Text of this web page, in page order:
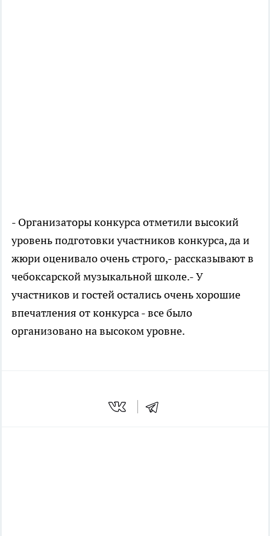
- Организаторы конкурса отметили высокий
уровень подготовки участников конкурса, да и
жюри оценивало очень строго,- рассказывают в
чебоксарской музыкальной школе.- У
участников и гостей остались очень хорошие
впечатления от конкурса - все было
организовано на высоком уровне.